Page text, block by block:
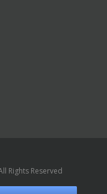
Rights Reserved